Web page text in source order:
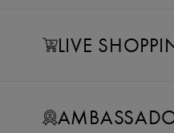
LIVE